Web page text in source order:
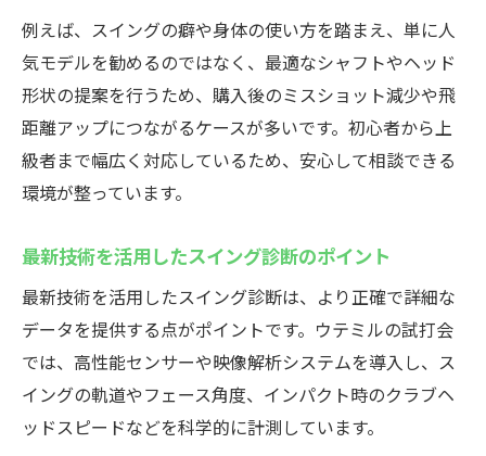
例えば、スイングの癖や身体の使い方を踏まえ、単に人
気モデルを勧めるのではなく、最適なシャフトやヘッド
形状の提案を行うため、購入後のミスショット減少や飛
距離アップにつながるケースが多いです。初心者から上
級者まで幅広く対応しているため、安心して相談できる
環境が整っています。
最新技術を活用したスイング診断のポイント
最新技術を活用したスイング診断は、より正確で詳細な
データを提供する点がポイントです。ウテミルの試打会
では、高性能センサーや映像解析システムを導入し、ス
イングの軌道やフェース角度、インパクト時のクラブヘ
ッドスピードなどを科学的に計測しています。